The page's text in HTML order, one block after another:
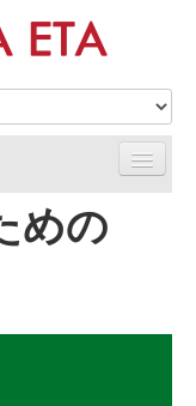
めの